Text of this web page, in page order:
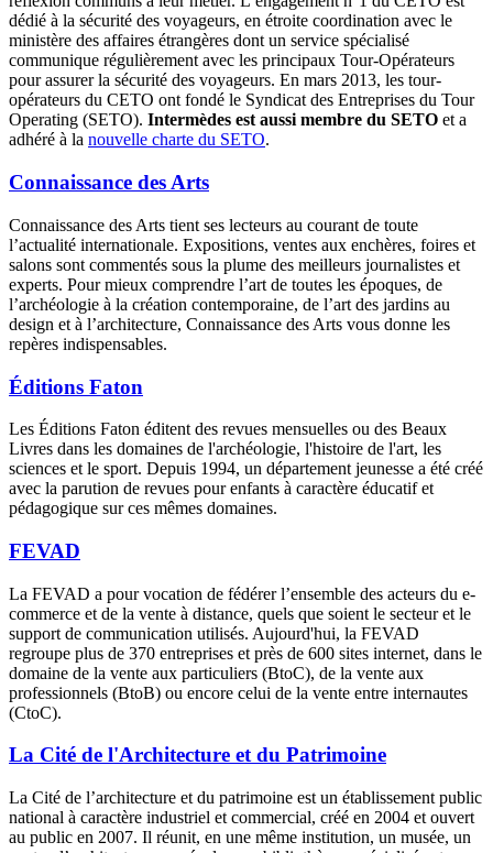
dédié à la sécurité des voyageurs, en étroite coordination avec le
ministère des affaires étrangères dont un service spécialisé
communique régulièrement avec les principaux Tour-Opérateurs
pour assurer la sécurité des voyageurs. En mars 2013, les tour-
opérateurs du CETO ont fondé le Syndicat des Entreprises du Tour
Operating (SETO). Intermèdes est aussi membre du SETO et a
adhéré à la nouvelle charte du SETO.
Connaissance des Arts
Connaissance des Arts tient ses lecteurs au courant de toute
l’actualité internationale. Expositions, ventes aux enchères, foires et
salons sont commentés sous la plume des meilleurs journalistes et
experts. Pour mieux comprendre l’art de toutes les époques, de
l’archéologie à la création contemporaine, de l’art des jardins au
design et à l’architecture, Connaissance des Arts vous donne les
repères indispensables.
Éditions Faton
Les Éditions Faton éditent des revues mensuelles ou des Beaux
Livres dans les domaines de l'archéologie, l'histoire de l'art, les
sciences et le sport. Depuis 1994, un département jeunesse a été créé
avec la parution de revues pour enfants à caractère éducatif et
pédagogique sur ces mêmes domaines.
FEVAD
La FEVAD a pour vocation de fédérer l’ensemble des acteurs du e-
commerce et de la vente à distance, quels que soient le secteur et le
support de communication utilisés. Aujourd'hui, la FEVAD
regroupe plus de 370 entreprises et près de 600 sites internet, dans le
domaine de la vente aux particuliers (BtoC), de la vente aux
professionnels (BtoB) ou encore celui de la vente entre internautes
(CtoC).
La Cité de l'Architecture et du Patrimoine
La Cité de l’architecture et du patrimoine est un établissement public
national à caractère industriel et commercial, créé en 2004 et ouvert
au public en 2007. Il réunit, en une même institution, un musée, un